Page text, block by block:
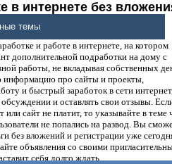
в интернете без
денег.
и работе в интернете, на котором
дополнительной подработки на дому с
работы, не вкладывая собственных
информацию про сайты и проекты,
и быстрый заработок в сети
и оставлять свои отзывы.
сайт не платит, то указывайте в теме
не попались на развод. Вы
без вложений и регистрации уже
объявления со своими
себя долго ждать.
темы